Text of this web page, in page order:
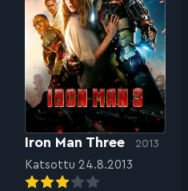
Iron Man Three 2013
Katsottu 24.8.2013